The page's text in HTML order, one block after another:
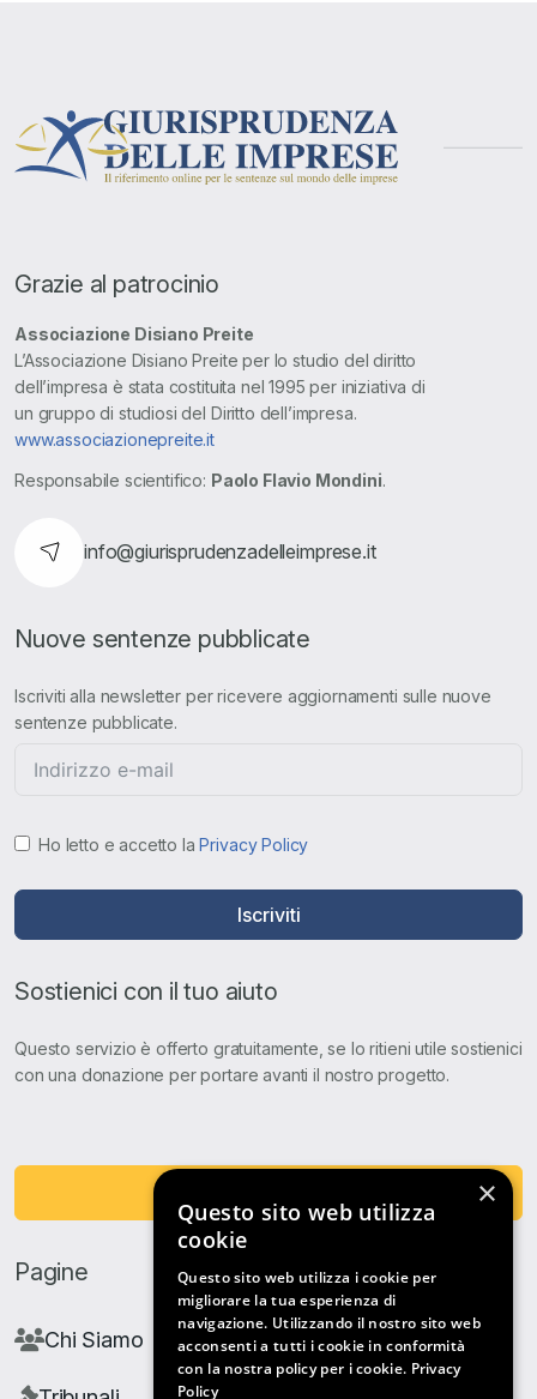
Grazie al patrocinio
Associazione Disiano Preite
L’Associazione Disiano Preite per lo studio del diritto
dell’impresa è stata costituita nel 1995 per iniziativa di
un gruppo di studiosi del Diritto dell’impresa.
www.associazionepreite.it
Responsabile scientifico: Paolo Flavio Mondini.
info@giurisprudenzadelleimprese.it
Nuove sentenze pubblicate
Iscriviti alla newsletter per ricevere aggiornamenti sulle nuove
sentenze pubblicate.
Ho letto e accetto laPrivacy Policy
Iscriviti
Sostienici con il tuo aiuto
Questo servizio è offerto gratuitamente, se lo ritieni utile sostienici
con una donazione per portare avanti il nostro progetto.
Pagine
Chi Siamo
×
Questo sito web utilizza
cookie
Questo sito web utilizza i cookie per
migliorare la tua esperienza di
navigazione. Utilizzando il nostro sito web
acconsenti a tutti i cookie in conformità
con la nostra policy per i cookie. Privacy
Policy